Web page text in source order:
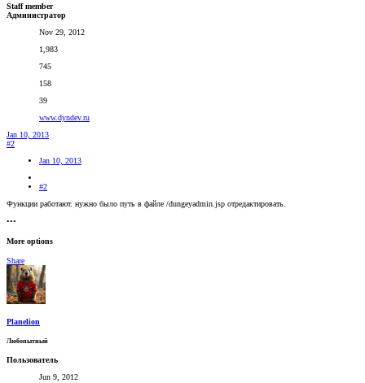
Staff member
Администратор
Nov 29, 2012
1,983
745
158
39
www.dyndev.ru
Jan 10, 2013
#2
Jan 10, 2013
#2
Функции работают. нужно было путь в файле /dungeyadmin.jsp отредактировать.
•••
More options
Share
Planelion
Любопытный
Пользователь
Jun 9, 2012